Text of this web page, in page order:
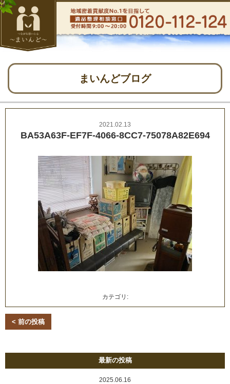
まいんどブログ
2021.02.13
BA53A63F-EF7F-4066-8CC7-75078A82E694
カテゴリ:
< 前の投稿
最新の投稿
2025.06.16